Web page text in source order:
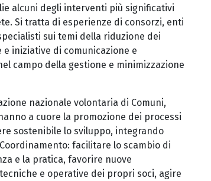
alcuni degli interventi più significativi
Si tratta di esperienze di consorzi, enti
sui temi della riduzione dei
iniziative di comunicazione e
campo della gestione e minimizzazione
nazionale volontaria di Comuni,
a cuore la promozione dei processi
sostenibile lo sviluppo, integrando
facilitare lo scambio di
e la pratica, favorire nuove
e operative dei propri soci, agire